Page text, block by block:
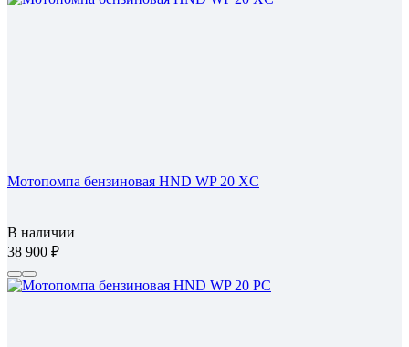
Мотопомпа бензиновая HND WP 20 XC
В наличии
38 900